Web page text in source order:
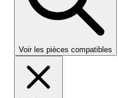
Voir les pièces compatibles